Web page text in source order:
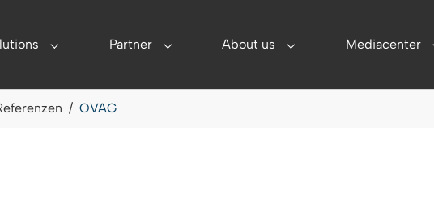
Submenu for "Solutions"
Partner
Submenu for "Partner"
About us
Submenu for "About us"
Mediacenter
OVAG